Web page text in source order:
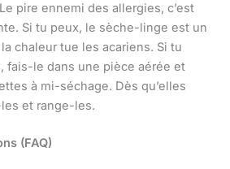
Le pire ennemi des allergies, c’est
Si tu peux, le sèche-linge est un
chaleur tue les acariens. Si tu
fais-le dans une pièce aérée et
à mi-séchage. Dès qu’elles
et range-les.
(FAQ)